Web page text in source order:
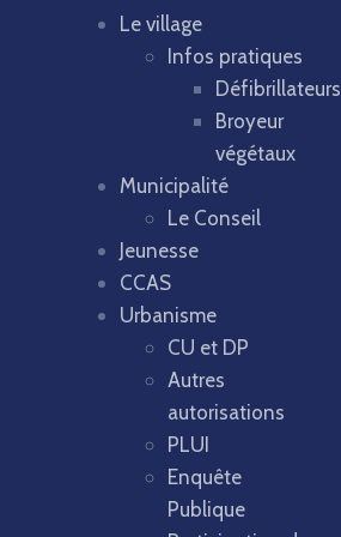
Le village
Infos pratiques
Défibrillateurs
Broyeur
végétaux
Municipalité
Le Conseil
Jeunesse
CCAS
Urbanisme
CU et DP
Autres
autorisations
PLUI
Enquête
Publique